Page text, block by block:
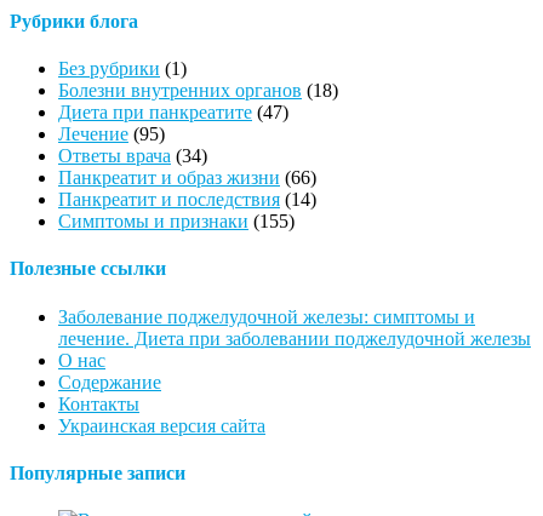
Рубрики блога
Без рубрики (1)
Болезни внутренних органов (18)
Диета при панкреатите (47)
Лечение (95)
Ответы врача (34)
Панкреатит и образ жизни (66)
Панкреатит и последствия (14)
Симптомы и признаки (155)
Полезные ссылки
Заболевание поджелудочной железы: симптомы и
лечение. Диета при заболевании поджелудочной железы
О нас
Содержание
Контакты
Украинская версия сайта
Популярные записи